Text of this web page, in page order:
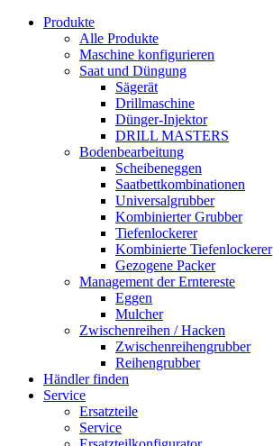
Produkte
Alle Produkte
Maschine konfigurieren
Saat und Düngung
Sägerät
Drillmaschine
Dünger-Injektor
DRILL MASTERS
Bodenbearbeitung
Scheibeneggen
Saatbettkombinationen
Universalgrubber
Kombinierter Grubber
Tiefenlockerer
Kombinierte Tiefenlockerer
Gezogene Packer
Management der Erntereste
Eggen
Mulcher
Zwischenreihen / Hacken
Zwischenreihengrubber
Reihengrubber
Händler finden
Service
Ersatzteile
Service